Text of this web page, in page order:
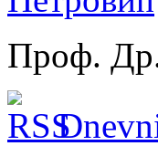
Проф.